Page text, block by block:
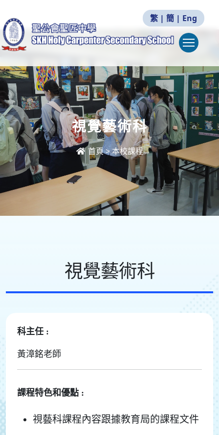
繁 | 簡 | Eng
視覺藝術科
首頁>本校課程
視覺藝術科
科主任 :
黃漳銘老師
課程特色和優點 :
視藝科課程內容跟據教育局的課程文件